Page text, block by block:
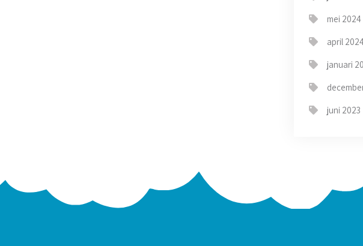
mei 2024
april
januari
juni 2023